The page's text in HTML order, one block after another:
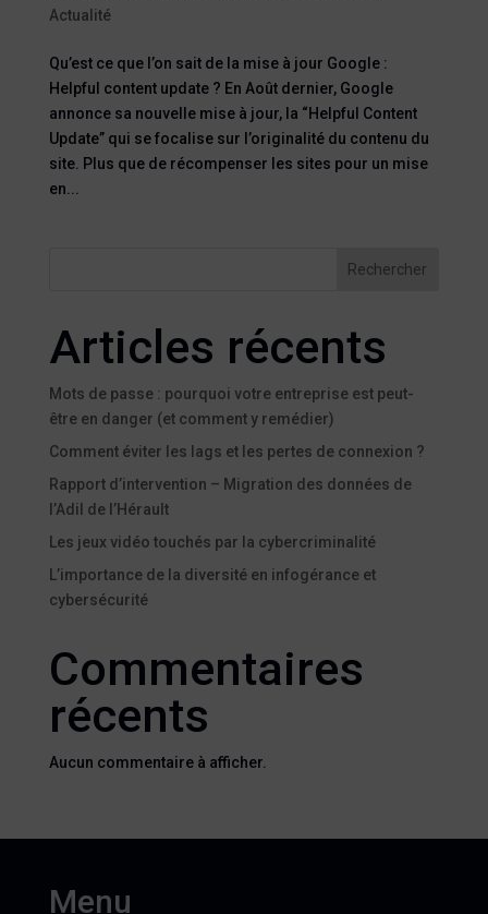
Actualité
Qu’est ce que l’on sait de la mise à jour Google :
Helpful content update ? En Août dernier, Google
annonce sa nouvelle mise à jour, la “Helpful Content
Update” qui se focalise sur l’originalité du contenu du
site. Plus que de récompenser les sites pour un mise
en...
Rechercher
Articles récents
Mots de passe : pourquoi votre entreprise est peut-
être en danger (et comment y remédier)
Comment éviter les lags et les pertes de connexion ?
Rapport d’intervention – Migration des données de
l’Adil de l’Hérault
Les jeux vidéo touchés par la cybercriminalité
L’importance de la diversité en infogérance et
cybersécurité
Commentaires
récents
Aucun commentaire à afficher.
Menu